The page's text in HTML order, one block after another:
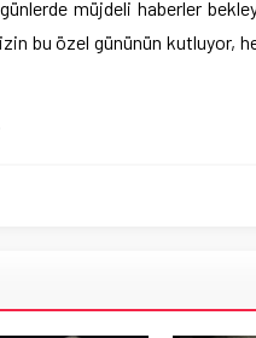
müjdeli haberler
bu özel gününün kutluyor,